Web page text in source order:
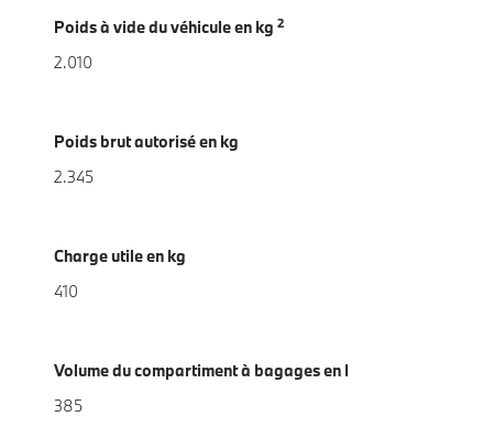
Poids à vide du véhicule en kg 2
2.010
Poids brut autorisé en kg
2.345
Charge utile en kg
410
Volume du compartiment à bagages en l
385